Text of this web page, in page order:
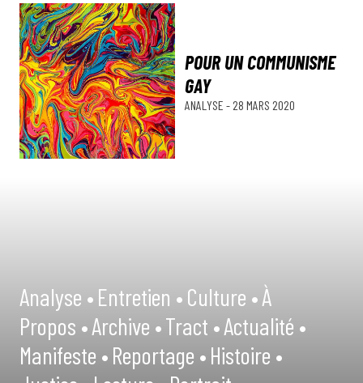
POUR UN COMMUNISME
GAY
ANALYSE - 28 MARS 2020
Analyse •Entretien •Culture •À
Propos •Archive •Tract •Actualité •
Manifeste •Reportage •Histoire •